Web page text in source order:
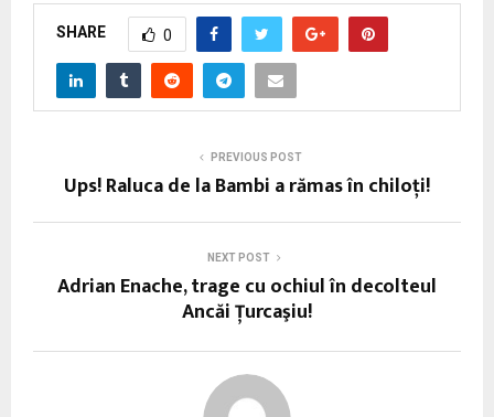
SHARE 0
PREVIOUS POST
Ups! Raluca de la Bambi a rămas în chiloţi!
NEXT POST
Adrian Enache, trage cu ochiul în decolteul
Ancăi Ţurcaşiu!